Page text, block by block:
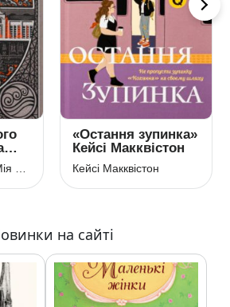
«Остання зупинка»
Кейсі Макквістон
Кейсі Макквістон
на сайті